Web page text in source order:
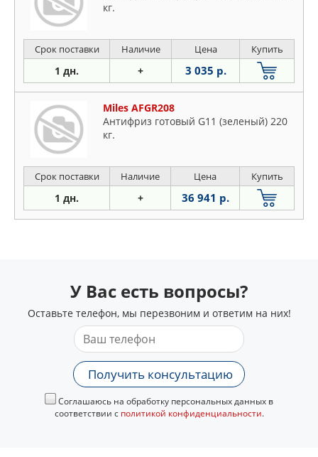
кг.
Срок поставки Наличие Цена Купить
1 дн. + 3 035 р.
Miles AFGR208
Антифриз готовый G11 (зеленый) 220
кг.
Срок поставки Наличие Цена Купить
1 дн. + 36 941 р.
У Вас есть вопросы?
Оставьте телефон, мы перезвоним и ответим на них!
Получить консультацию
Соглашаюсь на обработку персональных данных в
соответствии с политикой конфиденциальности.